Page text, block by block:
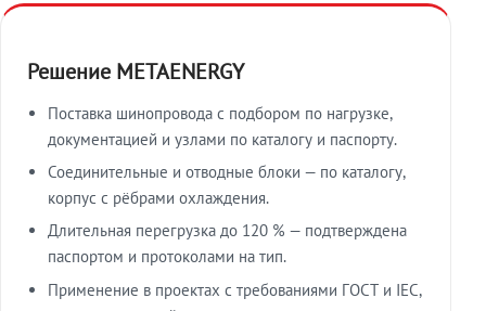
Решение METAENERGY
Поставка шинопровода с подбором по нагрузке,
документацией и узлами по каталогу и паспорту.
Соединительные и отводные блоки — по каталогу,
корпус с рёбрами охлаждения.
Длительная перегрузка до 120 % — подтверждена
паспортом и протоколами на тип.
Применение в проектах с требованиями ГОСТ и IEC,